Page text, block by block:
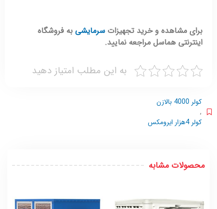
برای مشاهده و خرید تجهیزات سرمایشی به فروشگاه
اینترنتی هماسل مراجعه نمایید.
به این مطلب امتیاز دهید
کولر 4000 بالازن
,
کولر 4هزار ایرومکس
محصولات مشابه